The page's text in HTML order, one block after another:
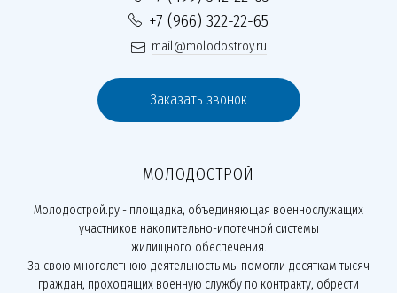
+7 (966) 322-22-65
mail@molodostroy.ru
Заказать звонок
МОЛОДОСТРОЙ
Молодострой.ру - площадка, объединяющая военнослужащих
участников накопительно-ипотечной системы
жилищного обеспечения.
За свою многолетнюю деятельность мы помогли десяткам тысяч
граждан, проходящих военную службу по контракту, обрести